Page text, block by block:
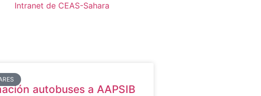
Intranet de CEAS-Sahara
autobuses a AAPSIB